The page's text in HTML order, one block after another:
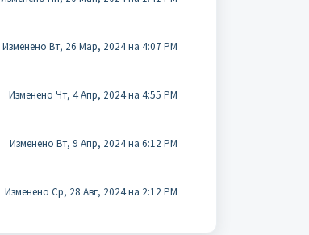
Изменено Вт, 26 Мар, 2024 на 4:07 PM
Изменено Чт, 4 Апр, 2024 на 4:55 PM
Изменено Вт, 9 Апр, 2024 на 6:12 PM
Изменено Ср, 28 Авг, 2024 на 2:12 PM